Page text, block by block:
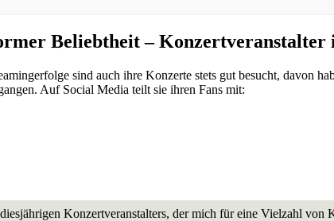
Beliebtheit – Konzertveranstalter
sind auch ihre Konzerte stets gut besucht, davon
Auf Social Media teilt sie ihren Fans mit:
Konzertveranstalters, der mich für eine Vielzahl von